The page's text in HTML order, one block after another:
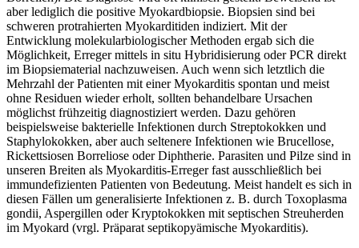
aber lediglich die positive Myokardbiopsie. Biopsien sind bei
schweren protrahierten Myokarditiden indiziert. Mit der
Entwicklung molekularbiologischer Methoden ergab sich die
Möglichkeit, Erreger mittels in situ Hybridisierung oder PCR direkt
im Biopsiematerial nachzuweisen. Auch wenn sich letztlich die
Mehrzahl der Patienten mit einer Myokarditis spontan und meist
ohne Residuen wieder erholt, sollten behandelbare Ursachen
möglichst frühzeitig diagnostiziert werden. Dazu gehören
beispielsweise bakterielle Infektionen durch Streptokokken und
Staphylokokken, aber auch seltenere Infektionen wie Brucellose,
Rickettsiosen Borreliose oder Diphtherie. Parasiten und Pilze sind in
unseren Breiten als Myokarditis-Erreger fast ausschließlich bei
immundefizienten Patienten von Bedeutung. Meist handelt es sich in
diesen Fällen um generalisierte Infektionen z. B. durch Toxoplasma
gondii, Aspergillen oder Kryptokokken mit septischen Streuherden
im Myokard (vrgl. Präparat septikopyämische Myokarditis).